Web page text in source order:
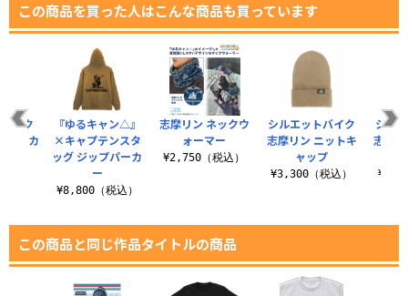
この商品を買った人はこんな商品も買っています
志摩リン ネックウ
ォーマー
¥2,750（税込）
シルエットバイク
志摩リン ニットキ
ャップ
¥3,300（税込）
シル
志摩
イク
ナスカ
『ゆるキャン△』
×キャプテンスタ
ッグ ジップパーカ
ー
¥8,800（税込）
この商品と同じ作品タイトルの商品